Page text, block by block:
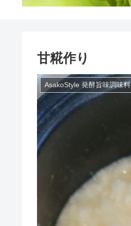
甘糀作り
AsakoStyle 発酵旨味調味料